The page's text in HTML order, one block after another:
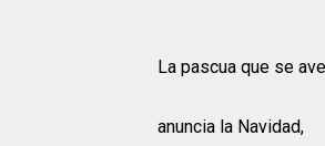
La pascua que se
anuncia la Navidad,